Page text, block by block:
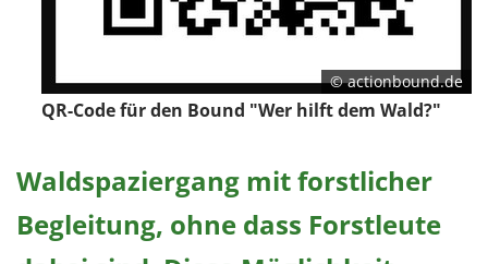
© actionbound.de
QR-Code für den Bound "Wer hilft dem Wald?"
Waldspaziergang mit forstlicher
Begleitung, ohne dass Forstleute